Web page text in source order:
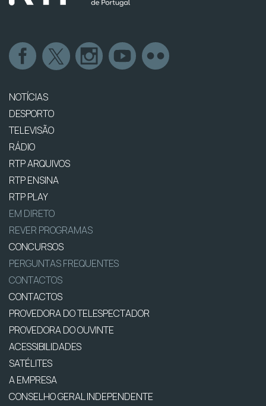
NOTÍCIAS
DESPORTO
TELEVISÃO
RÁDIO
RTP ARQUIVOS
RTP ENSINA
RTP PLAY
EM DIRETO
REVER PROGRAMAS
CONCURSOS
PERGUNTAS FREQUENTES
CONTACTOS
CONTACTOS
PROVEDORA DO TELESPECTADOR
PROVEDORA DO OUVINTE
ACESSIBILIDADES
SATÉLITES
A EMPRESA
CONSELHO GERAL INDEPENDENTE